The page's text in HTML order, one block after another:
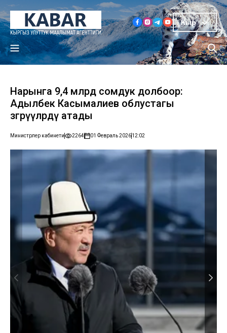
Кыр
Нарынга 9,4 млрд сомдук долбоор:
Адылбек Касымалиев облустагы
өзгөрүүлөрдү атады
Министрлер кабинети 2264 01 Февраль 202612:02